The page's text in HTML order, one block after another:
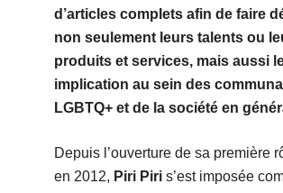
d’articles complets afin de faire
non seulement leurs talents ou
produits et services, mais aussi
implication au sein des
LGBTQ+ et de la société en
Depuis l’ouverture de sa première
en 2012, Piri Piris’est imposée